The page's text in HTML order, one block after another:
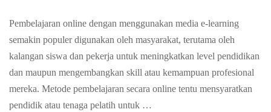
Pembelajaran online dengan menggunakan media e-learning
semakin populer digunakan oleh masyarakat, terutama oleh
kalangan siswa dan pekerja untuk meningkatkan level pendidikan
dan maupun mengembangkan skill atau kemampuan profesional
mereka. Metode pembelajaran secara online tentu mensyaratkan
pendidik atau tenaga pelatih untuk …